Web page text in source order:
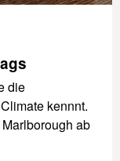
die
kennnt.
ab